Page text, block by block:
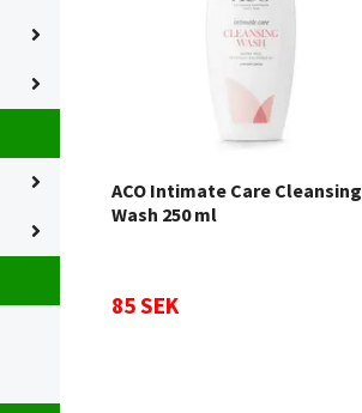
ACO Intimate Care Cleansing
Wash 250 ml
85 SEK